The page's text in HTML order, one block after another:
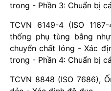
trong - Phần 3: Chuẩn bị
TCVN 6149-4 (ISO
thống phụ tùng bằng
chuyển chất lỏng - Xác
trong - Phần 4: Chuẩn bị
TCVN 8848 (ISO 7686),